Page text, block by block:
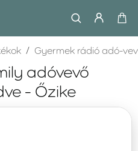
adóvevő
- Őzike
Gyermek rádió adó-